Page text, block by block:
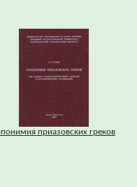
приазовских греков